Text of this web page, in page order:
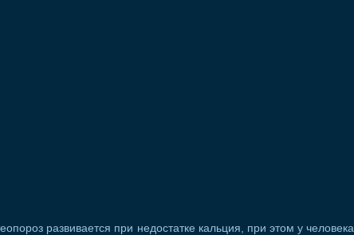
развивается при недостатке кальция, при этом у человека